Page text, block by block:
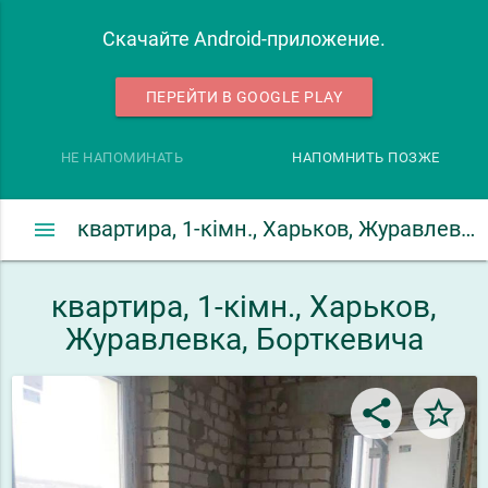
Скачайте Android-приложение.
ПЕРЕЙТИ В GOOGLE PLAY
НЕ НАПОМИНАТЬ НАПОМНИТЬ ПОЗЖЕ
квартира, 1-кімн., Харьков, Журавлевка, Борткевича
menu
квартира, 1-кімн., Харьков,
Журавлевка, Борткевича
share star_border